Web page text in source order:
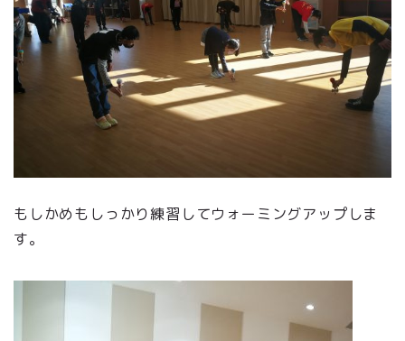
もしかめもしっかり練習してウォーミングアップしま
す。